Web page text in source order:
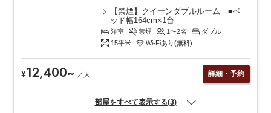
【禁煙】クイーンダブルルーム ■ベ
ッド幅164cm×1台
洋室 禁煙 1〜2名
ダブル
15平米 Wi-Fiあり(無料)
¥12,400~ ／ 人 詳細・予約
部屋をすべて表示する(3)